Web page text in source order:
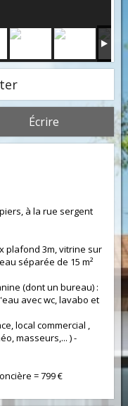
Écrire
à la rue sergent
plafond 3m, vitrine sur
séparée de 15 m²
(dont un bureau) :
avec wc, lavabo et
local commercial ,
masseurs,... ) -
= 799 €